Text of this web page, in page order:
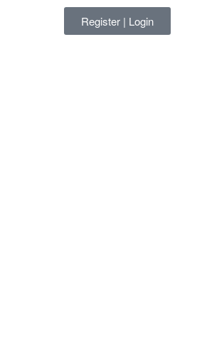
Register | Login